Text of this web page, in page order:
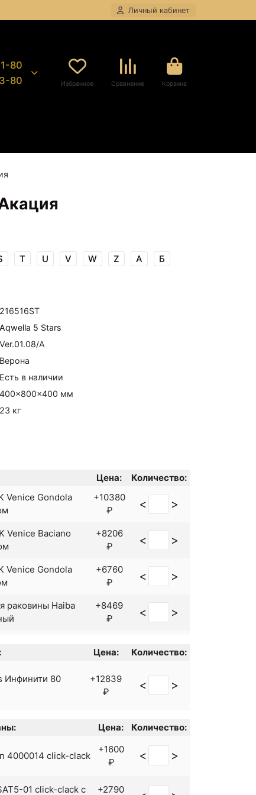
Личный кабинет
80
80
Избранное Сравнение Корзина
T U V W Z А Б
216516ST
Aqwella 5 Stars
Ver.01.08/А
Верона
Есть в наличии
400×800×400 мм
23 кг
Цена:
Количество:
Venice Gondola
+10380
₽
< >
Venice Baciano
+8206
₽
< >
Venice Gondola
+6760
₽
< >
раковины Haiba
+8469
₽
< >
Gem F90A02100
₽
< >
Gem F90A02122
+7590
₽
< >
₽
G1007-16 Черный
+17166
₽
< >
Cezar 05111-2
+11340
Цена: Количество:
Инфинити 80
+12839
₽
< >
Цена: Количество:
4000014 click-clack
+1600
₽
< >
01 click-clack с
+2790